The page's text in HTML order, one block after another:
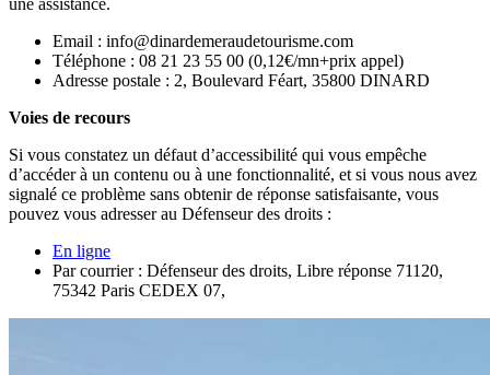
Email : info@dinardemeraudetourisme.com
Téléphone : 08 21 23 55 00 (0,12€/mn+prix appel)
Adresse postale : 2, Boulevard Féart, 35800 DINARD
Voies de recours
Si vous constatez un défaut d’accessibilité qui vous empêche
d’accéder à un contenu ou à une fonctionnalité, et si vous nous avez
signalé ce problème sans obtenir de réponse satisfaisante, vous
pouvez vous adresser au Défenseur des droits :
En ligne
Par courrier : Défenseur des droits, Libre réponse 71120,
75342 Paris CEDEX 07,